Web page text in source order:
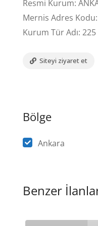
Resmi Kurum:
Mernis Adres
Kurum Tür Adı: 225
Siteyi ziyaret et
Bölge
Ankara
Benzer